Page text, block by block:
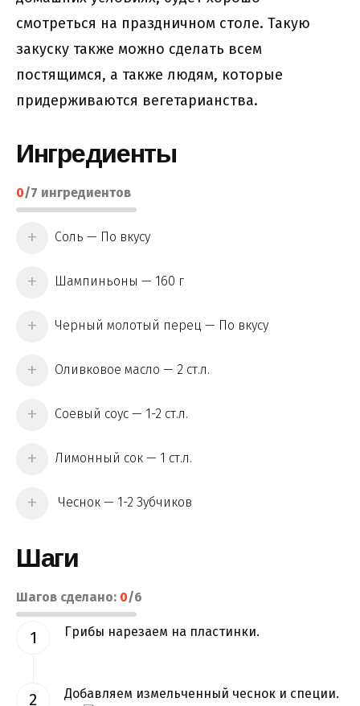
смотреться на праздничном столе. Такую
закуску также можно сделать всем
постящимся, а также людям, которые
придерживаются вегетарианства.
Ингредиенты
0/7 ингредиентов
Соль — По вкусу
Шампиньоны — 160 г
Черный молотый перец — По вкусу
Оливковое масло — 2 ст.л.
Соевый соус — 1-2 ст.л.
Лимонный сок — 1 ст.л.
Чеснок — 1-2 Зубчиков
Шаги
Шагов сделано: 0/6
Грибы нарезаем на пластинки.
Добавляем измельченный чеснок и специи.